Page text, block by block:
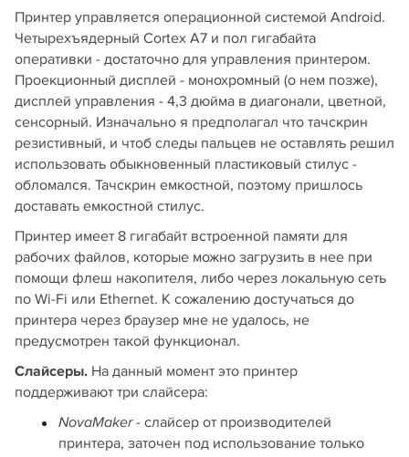
Принтер управляется операционной системой Android.
Четырехъядерный Cortex A7 и пол гигабайта
оперативки - достаточно для управления принтером.
Проекционный дисплей - монохромный (о нем позже),
дисплей управления - 4,3 дюйма в диагонали, цветной,
сенсорный. Изначально я предполагал что тачскрин
резистивный, и чтоб следы пальцев не оставлять решил
использовать обыкновенный пластиковый стилус -
обломался. Тачскрин емкостной, поэтому пришлось
доставать емкостной стилус.
Принтер имеет 8 гигабайт встроенной памяти для
рабочих файлов, которые можно загрузить в нее при
помощи флеш накопителя, либо через локальную сеть
по Wi-Fi или Ethernet. К сожалению достучаться до
принтера через браузер мне не удалось, не
предусмотрен такой функционал.
Слайсеры. На данный момент это принтер
поддерживают три слайсера:
NovaMaker- слайсер от производителей
принтера, заточен под использование только